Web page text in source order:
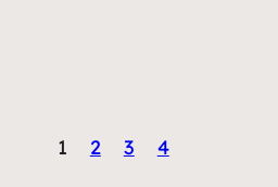
1 2 3 4